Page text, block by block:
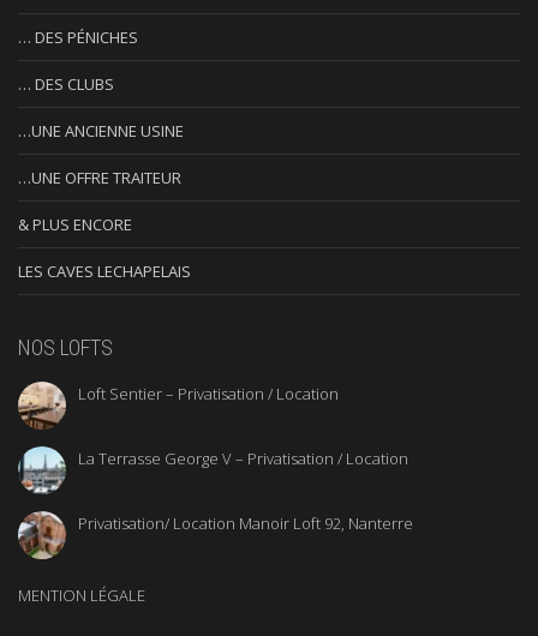
… DES PÉNICHES
… DES CLUBS
…UNE ANCIENNE USINE
…UNE OFFRE TRAITEUR
& PLUS ENCORE
LES CAVES LECHAPELAIS
NOS LOFTS
Loft Sentier – Privatisation / Location
La Terrasse George V – Privatisation / Location
Privatisation/ Location Manoir Loft 92, Nanterre
MENTION LÉGALE